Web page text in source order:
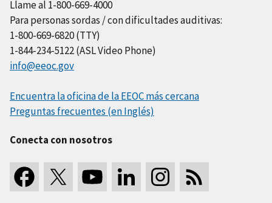
Llame al 1-800-669-4000
Para personas sordas / con dificultades auditivas:
1-800-669-6820 (TTY)
1-844-234-5122 (ASL Video Phone)
info@eeoc.gov
Encuentra la oficina de la EEOC más cercana
Preguntas frecuentes (en Inglés)
Conecta con nosotros